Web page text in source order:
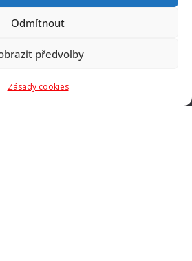
Odmítnout
předvolby
Zásady cookies